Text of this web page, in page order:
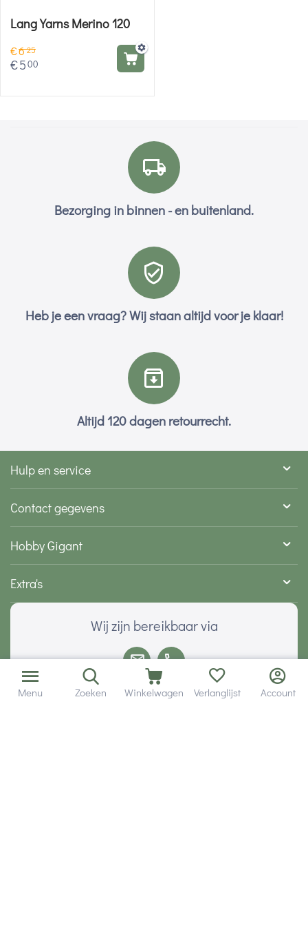
Lang Yarns Merino 120
€625
€500
Bezorging in binnen - en buitenland.
Heb je een vraag? Wij staan altijd voor je klaar!
Altijd 120 dagen retourrecht.
Hulp en service
Contact gegevens
Hobby Gigant
Extra's
Wij zijn bereikbaar via
Menu Zoeken Winkelwagen Verlanglijst Account